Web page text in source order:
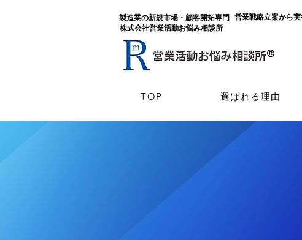
​製造業の新規市場・顧客開拓専門
​株式会社営業活動お悩み相談所
営業戦略立案から
TOP 選ばれる理由